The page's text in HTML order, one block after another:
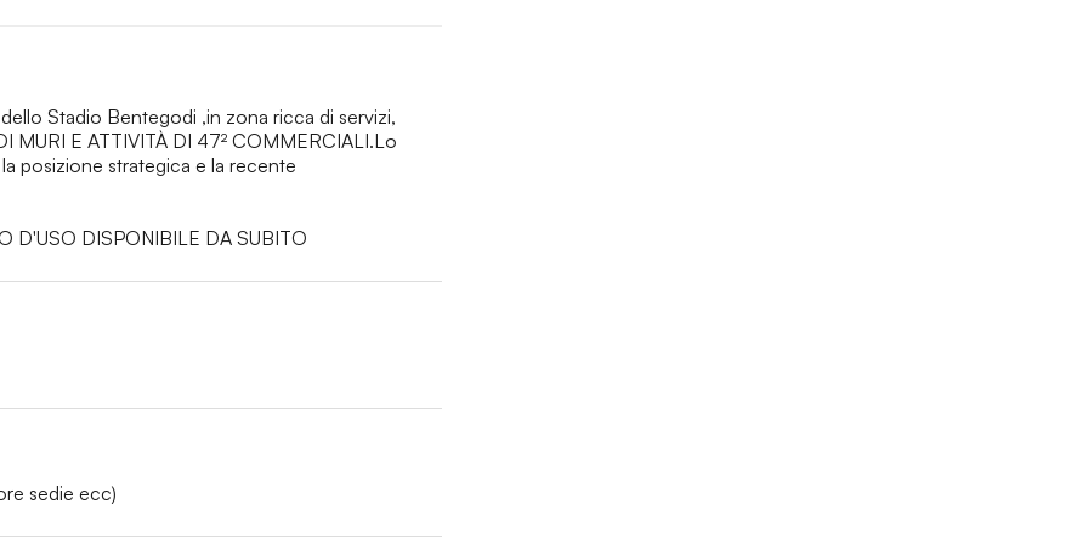
Stadio Bentegodi ,in zona ricca di servizi,
MURI E ATTIVITÀ DI 47² COMMERCIALI.Lo
posizione strategica e la recente
D'USO DISPONIBILE DA SUBITO
sedie ecc)